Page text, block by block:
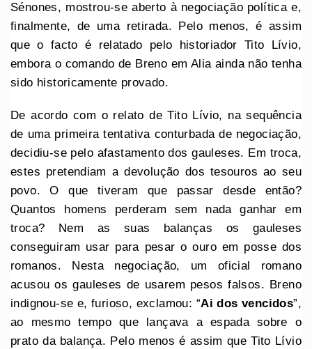
Sénones, mostrou-se aberto à negociação política e,
finalmente, de uma retirada. Pelo menos, é assim
que o facto é relatado pelo historiador Tito Lívio,
embora o comando de Breno em Alia ainda não tenha
sido historicamente provado.
De acordo com o relato de Tito Lívio, na sequência
de uma primeira tentativa conturbada de negociação,
decidiu-se pelo afastamento dos gauleses. Em troca,
estes pretendiam a devolução dos tesouros ao seu
povo. O que tiveram que passar desde então?
Quantos homens perderam sem nada ganhar em
troca? Nem as suas balanças os gauleses
conseguiram usar para pesar o ouro em posse dos
romanos. Nesta negociação, um oficial romano
acusou os gauleses de usarem pesos falsos. Breno
indignou-se e, furioso, exclamou: “Ai dos vencidos”,
ao mesmo tempo que lançava a espada sobre o
prato da balança. Pelo menos é assim que Tito Lívio